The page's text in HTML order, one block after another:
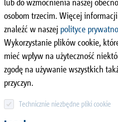
osobom trzecim. Więcej
znaleźć w naszej polityce
Wykorzystanie plików cookie,
mieć wpływ na użyteczność
zgodę na używanie wszystkich
przyczyn.
Technicznie niezbędne pliki cookie